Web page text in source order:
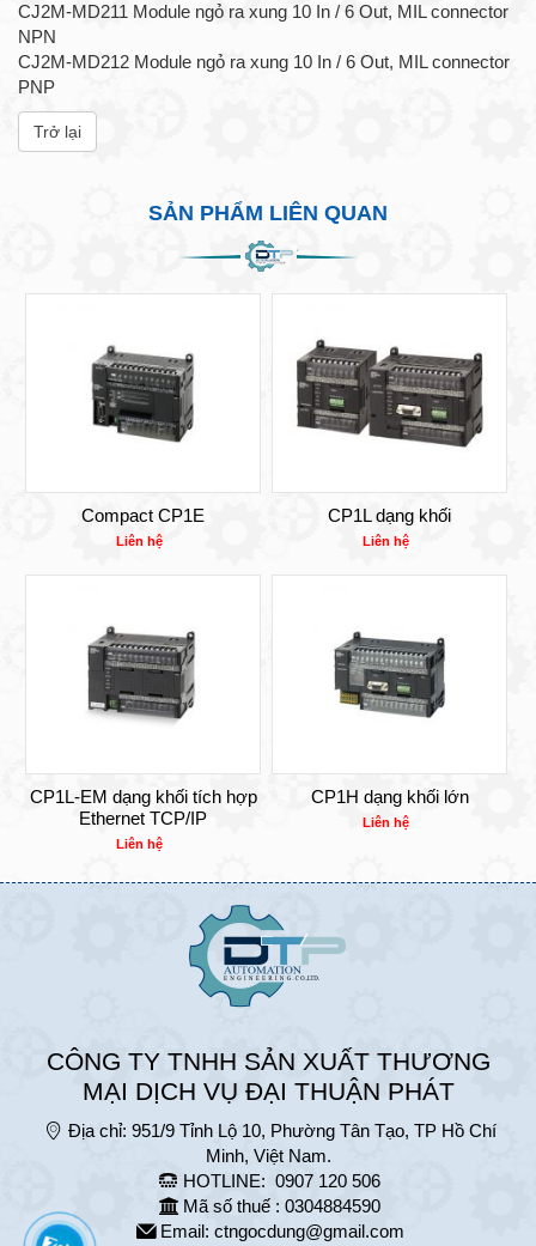
CJ2M-MD211 Module ngỏ ra xung 10 In / 6 Out, MIL connector
NPN
CJ2M-MD212 Module ngỏ ra xung 10 In / 6 Out, MIL connector
PNP
Trở lại
SẢN PHẨM LIÊN QUAN
Compact CP1E
Liên hệ
CP1L dạng khối
Liên hệ
CP1L-EM dạng khối tích hợp
Ethernet TCP/IP
Liên hệ
CP1H dạng khối lớn
Liên hệ
CÔNG TY TNHH SẢN XUẤT THƯƠNG
MẠI DỊCH VỤ ĐẠI THUẬN PHÁT
Địa chỉ: 951/9 Tỉnh Lộ 10, Phường Tân Tạo, TP Hồ Chí
Minh, Việt Nam.
HOTLINE: 0907 120 506
Mã số thuế : 0304884590
Email: ctngocdung@gmail.com